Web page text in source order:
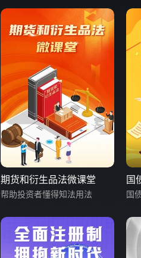
期货和衍生品法微课堂
帮助投资者懂得知法用法
国
国